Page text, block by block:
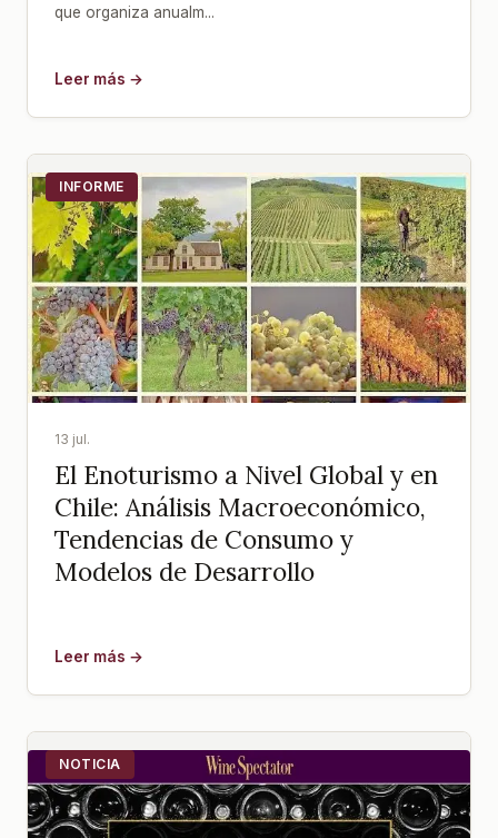
que organiza anualm...
Leer más →
INFORME
13 jul.
El Enoturismo a Nivel Global y en
Chile: Análisis Macroeconómico,
Tendencias de Consumo y
Modelos de Desarrollo
Leer más →
NOTICIA